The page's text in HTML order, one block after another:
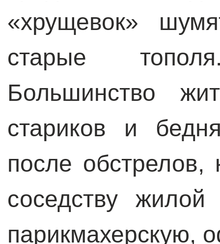
«хрущевок»
старые
Большинство
стариков и
после
соседству
парикмахерскую,